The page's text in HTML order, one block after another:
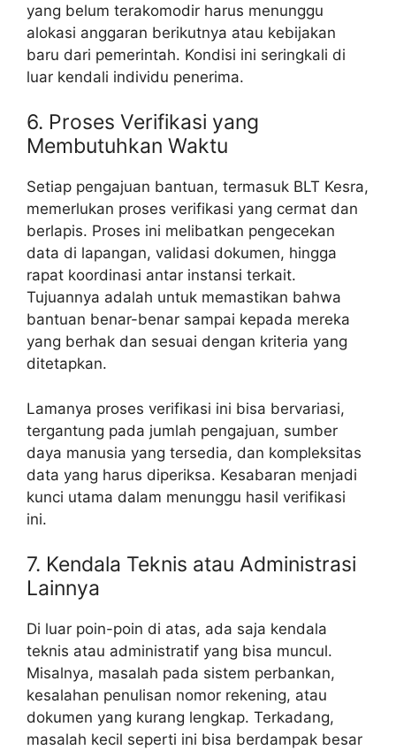
yang belum terakomodir harus menunggu
alokasi anggaran berikutnya atau kebijakan
baru dari pemerintah. Kondisi ini seringkali di
luar kendali individu penerima.
6. Proses Verifikasi yang
Membutuhkan Waktu
Setiap pengajuan bantuan, termasuk BLT Kesra,
memerlukan proses verifikasi yang cermat dan
berlapis. Proses ini melibatkan pengecekan
data di lapangan, validasi dokumen, hingga
rapat koordinasi antar instansi terkait.
Tujuannya adalah untuk memastikan bahwa
bantuan benar-benar sampai kepada mereka
yang berhak dan sesuai dengan kriteria yang
ditetapkan.
Lamanya proses verifikasi ini bisa bervariasi,
tergantung pada jumlah pengajuan, sumber
daya manusia yang tersedia, dan kompleksitas
data yang harus diperiksa. Kesabaran menjadi
kunci utama dalam menunggu hasil verifikasi
ini.
7. Kendala Teknis atau Administrasi
Lainnya
Di luar poin-poin di atas, ada saja kendala
teknis atau administratif yang bisa muncul.
Misalnya, masalah pada sistem perbankan,
kesalahan penulisan nomor rekening, atau
dokumen yang kurang lengkap. Terkadang,
masalah kecil seperti ini bisa berdampak besar